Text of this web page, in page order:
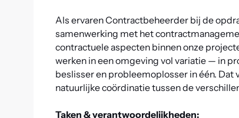
Als ervaren Contractbeheerder bij de
samenwerking met het
contractuele aspecten binnen onze
werken in een omgeving vol variatie — in
beslisser en probleemoplosser in één.
natuurlijke coördinatie tussen de
Taken & verantwoordelijkheden: